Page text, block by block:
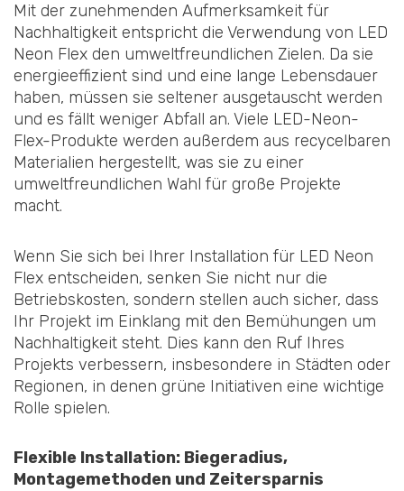
Mit der zunehmenden Aufmerksamkeit für
Nachhaltigkeit entspricht die Verwendung von LED
Neon Flex den umweltfreundlichen Zielen. Da sie
energieeffizient sind und eine lange Lebensdauer
haben, müssen sie seltener ausgetauscht werden
und es fällt weniger Abfall an. Viele LED-Neon-
Flex-Produkte werden außerdem aus recycelbaren
Materialien hergestellt, was sie zu einer
umweltfreundlichen Wahl für große Projekte
macht.
Wenn Sie sich bei Ihrer Installation für LED Neon
Flex entscheiden, senken Sie nicht nur die
Betriebskosten, sondern stellen auch sicher, dass
Ihr Projekt im Einklang mit den Bemühungen um
Nachhaltigkeit steht. Dies kann den Ruf Ihres
Projekts verbessern, insbesondere in Städten oder
Regionen, in denen grüne Initiativen eine wichtige
Rolle spielen.
Flexible Installation: Biegeradius,
Montagemethoden und Zeitersparnis